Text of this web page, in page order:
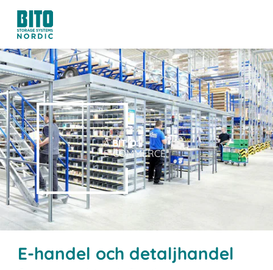
ABIT OF
E-COMMERCE.
E-handel och detaljhandel